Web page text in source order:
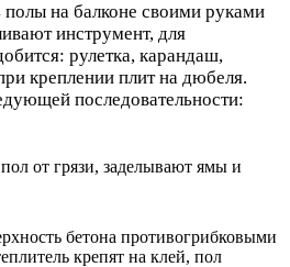
полы на балконе своими руками
инструмент, для
рулетка, карандаш,
креплении плит на дюбеля.
последовательности:
от грязи, заделывают ямы и
бетона противогрибковыми
крепят на клей, пол